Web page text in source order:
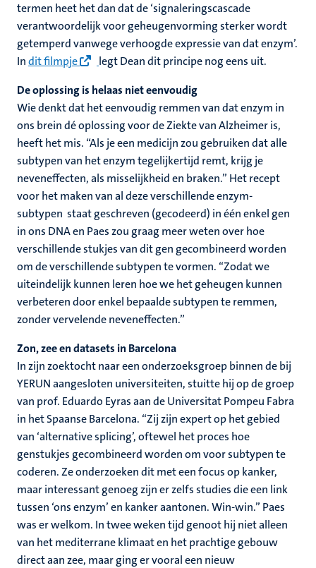
termen heet het dan dat de ‘signaleringscascade
verantwoordelijk voor geheugenvorming sterker wordt
getemperd vanwege verhoogde expressie van dat enzym’.
Indit filmpje
legt Dean dit principe nog eens uit.
De oplossing is helaas niet eenvoudig
Wie denkt dat het eenvoudig remmen van dat enzym in
ons brein dé oplossing voor de Ziekte van Alzheimer is,
heeft het mis. “Als je een medicijn zou gebruiken dat alle
subtypen van het enzym tegelijkertijd remt, krijg je
neveneffecten, als misselijkheid en braken.” Het recept
voor het maken van al deze verschillende enzym-
subtypen staat geschreven (gecodeerd) in één enkel gen
in ons DNA en Paes zou graag meer weten over hoe
verschillende stukjes van dit gen gecombineerd worden
om de verschillende subtypen te vormen. “Zodat we
uiteindelijk kunnen leren hoe we het geheugen kunnen
verbeteren door enkel bepaalde subtypen te remmen,
zonder vervelende neveneffecten.”
Zon, zee en datasets in Barcelona
In zijn zoektocht naar een onderzoeksgroep binnen de bij
YERUN aangesloten universiteiten, stuitte hij op de groep
van prof. Eduardo Eyras aan de Universitat Pompeu Fabra
in het Spaanse Barcelona. “Zij zijn expert op het gebied
van ‘alternative splicing’, oftewel het proces hoe
genstukjes gecombineerd worden om voor subtypen te
coderen. Ze onderzoeken dit met een focus op kanker,
maar interessant genoeg zijn er zelfs studies die een link
tussen ‘ons enzym’ en kanker aantonen. Win-win.” Paes
was er welkom. In twee weken tijd genoot hij niet alleen
van het mediterrane klimaat en het prachtige gebouw
direct aan zee, maar ging er vooral een nieuw